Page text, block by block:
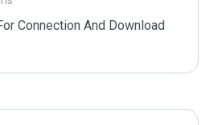
Connection And Download